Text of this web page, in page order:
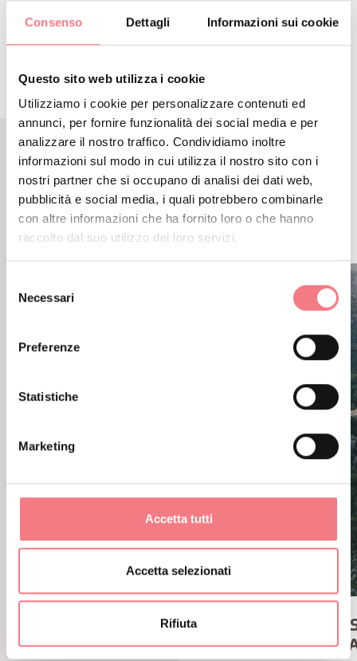
Consenso Dettagli Informazioni sui cookie
Questo sito web utilizza i cookie
Utilizziamo i cookie per personalizzare contenuti ed
annunci, per fornire funzionalità dei social media e per
analizzare il nostro traffico. Condividiamo inoltre
informazioni sul modo in cui utilizza il nostro sito con i
nostri partner che si occupano di analisi dei dati web,
pubblicità e social media, i quali potrebbero combinarle
con altre informazioni che ha fornito loro o che hanno
raccolto dal suo utilizzo dei loro servizi.
delNecessari
Preferenze
Statistiche
Marketing
Accetta tutti
Accetta selezionati
Rifiuta
ITINERARIO
POTREBBE PIACERTI
ANCHE
TRE CIME - GIRO D’ITALIA
Servono gambe, fiato e